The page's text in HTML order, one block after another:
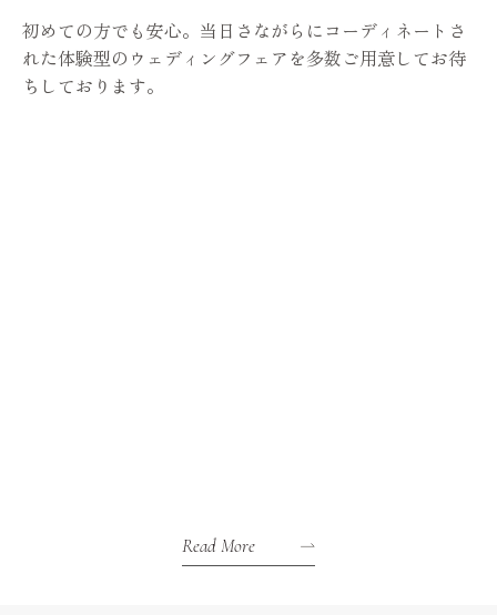
初めての方でも安心。当日さながらにコーディネートさ
れた体験型のウェディングフェアを多数ご用意してお待
ちしております。
Read More